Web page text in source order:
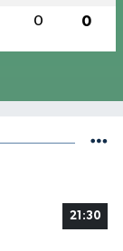
0 0
21:30